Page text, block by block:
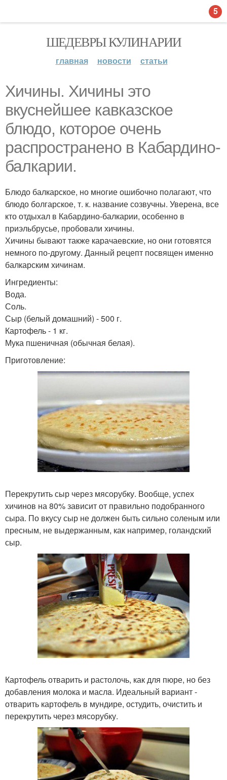
ШЕДЕВРЫ КУЛИНАРИИ
главная новости статьи
Хичины. Хичины это
вкуснейшее кавказское
блюдо, которое очень
распространено в Кабардино-
балкарии.
Блюдо балкарское, но многие ошибочно полагают, что
блюдо болгарское, т. к. название созвучны. Уверена, все
кто отдыхал в Кабардино-балкарии, особенно в
приэльбрусье, пробовали хичины.
Хичины бывают также карачаевские, но они готовятся
немного по-другому. Данный рецепт посвящен именно
балкарским хичинам.
Ингредиенты:
Вода.
Соль.
Сыр (белый домашний) - 500 г.
Картофель - 1 кг.
Мука пшеничная (обычная белая).
Приготовление:
Перекрутить сыр через мясорубку. Вообще, успех
хичинов на 80% зависит от правильно подобранного
сыра. По вкусу сыр не должен быть сильно соленым или
пресным, не выдержанным, как например, голандский
сыр.
Картофель отварить и растолочь, как для пюре, но без
добавления молока и маслa. Идеальный вариант -
отварить картофель в мундире, остудить, очистить и
перекрутить через мясoрубку.
5